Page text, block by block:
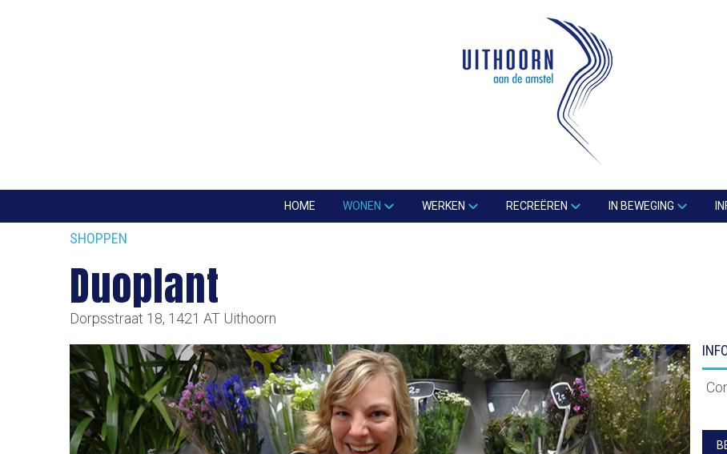
HOME WONEN WERKEN RECREËREN IN BEWEGING
SHOPPEN
Duoplant
Dorpsstraat 18, 1421 AT Uithoorn